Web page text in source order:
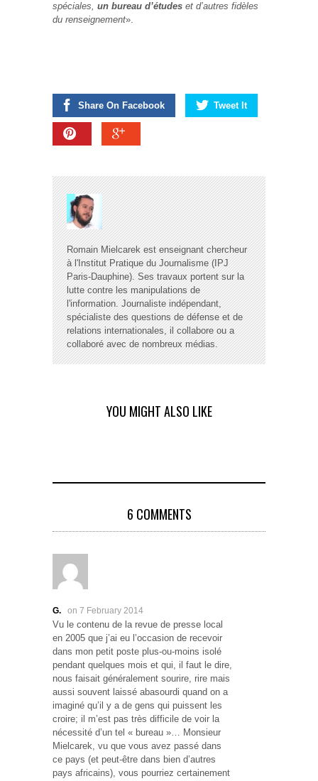
spéciales, un bureau d’études et d’autres fidèles
du renseignement».
Share On Facebook Tweet It
Romain Mielcarek est enseignant chercheur
à l'Institut Pratique du Journalisme (IPJ
Paris-Dauphine). Ses travaux portent sur la
lutte contre les manipulations de
l'information. Journaliste indépendant,
spécialiste des questions de défense et de
relations internationales, il collabore ou a
collaboré avec de nombreux médias.
YOU MIGHT ALSO LIKE
6 COMMENTS
G. on 7 February 2014
Vu le contenu de la revue de presse local
en 2005 que j’ai eu l’occasion de recevoir
dans mon petit poste plus-ou-moins isolé
pendant quelques mois et qui, il faut le dire,
nous faisait généralement sourire, rire mais
aussi souvent laissé abasourdi quand on a
imaginé qu’il y a de gens qui puissent les
croire; il m’est pas très difficile de voir la
nécessité d’un tel « bureau »… Monsieur
Mielcarek, vu que vous avez passé dans
ce pays (et peut-être dans bien d’autres
pays africains), vous pourriez certainement